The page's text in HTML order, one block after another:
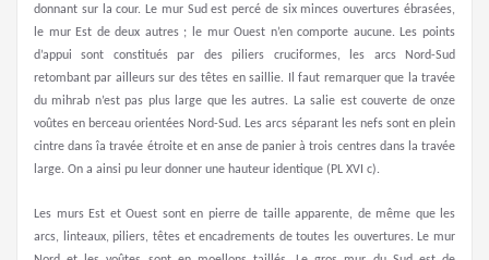
donnant sur la cour. Le mur Sud est percé de six minces ouvertures ébrasées,
le mur Est de deux autres ; le mur Ouest n’en comporte aucune. Les points
d’appui sont constitués par des piliers cruciformes, les arcs Nord-Sud
retombant par ailleurs sur des têtes en saillie. Il faut remarquer que la travée
du mihrab n’est pas plus large que les autres. La salie est couverte de onze
voûtes en berceau orientées Nord-Sud. Les arcs séparant les nefs sont en plein
cintre dans îa travée étroite et en anse de panier à trois centres dans la travée
large. On a ainsi pu leur donner une hauteur identique (PL XVI c).
Les murs Est et Ouest sont en pierre de taille apparente, de même que les
arcs, linteaux, piliers, têtes et encadrements de toutes les ouvertures. Le mur